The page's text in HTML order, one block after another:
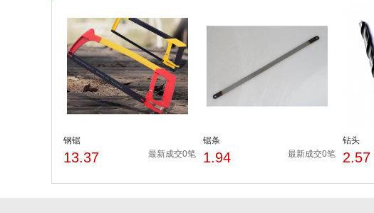
钢锯
13.37 最新成交0笔
锯条
1.94 最新成交0笔
钻头
2.57